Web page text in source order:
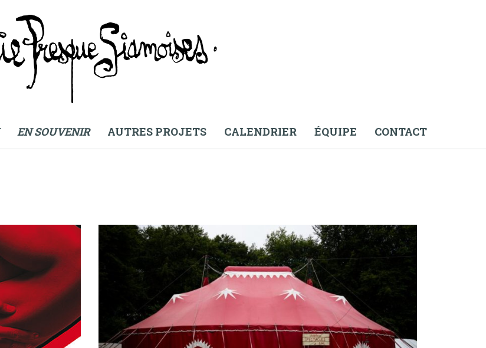
EN SOUVENIR AUTRES PROJETS CALENDRIER ÉQUIPE CONTACT